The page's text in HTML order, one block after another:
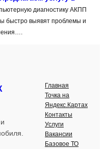
диагностику АКПП
быстро выявят проблемы и
Главная
Точка на
Яндекс.Картах
Контакты
Услуги
Вакансии
Базовое ТО